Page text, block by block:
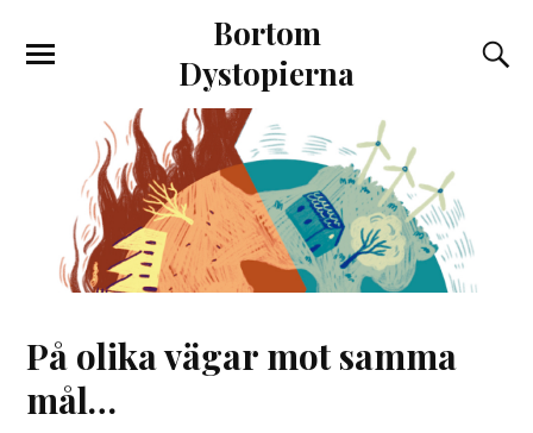
Bortom
Dystopierna
På olika vägar mot samma
mål…